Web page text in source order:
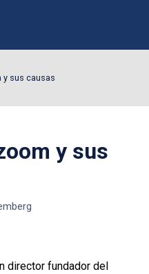
sus causas
y sus
director fundador del